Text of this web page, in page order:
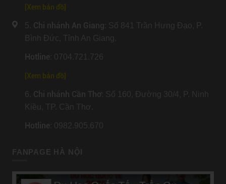
Xem bản đồ
5. Chi nhánh An Giang: Số 841 Trần Hưng Đạo, P.
Bình Đức, Tỉnh An Giang.
Hotline: 0704.721.726
Xem bản đồ
6. Chi nhánh Cần Thơ: Số 160, Đường 30/4, P. Ninh
Kiều, TP. Cần Thơ.
Hotline: 0982.905.670
FANPAGE HÀ NỘI